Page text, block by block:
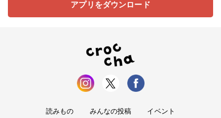
アプリをダウンロード
読みもの みんなの投稿 イベント